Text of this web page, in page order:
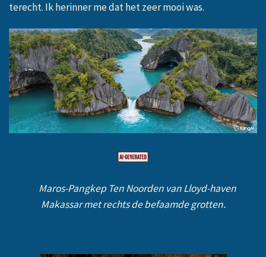
terecht. Ik herinner me dat het zeer mooi was.
Maros-Pangkep Ten Noorden van Lloyd-haven
Makassar met rechts de befaamde grotten.